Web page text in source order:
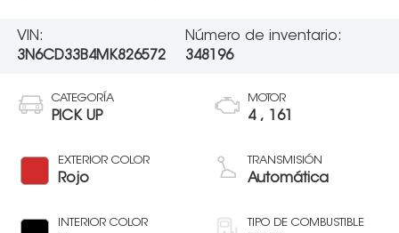
VIN:
3N6CD33B4MK826572
Número de inventario:
348196
CATEGORÍA
PICK UP
EXTERIOR COLOR
Rojo
INTERIOR COLOR
MOTOR
4 , 161
TRANSMISIÓN
Automática
TIPO DE COMBUSTIBLE